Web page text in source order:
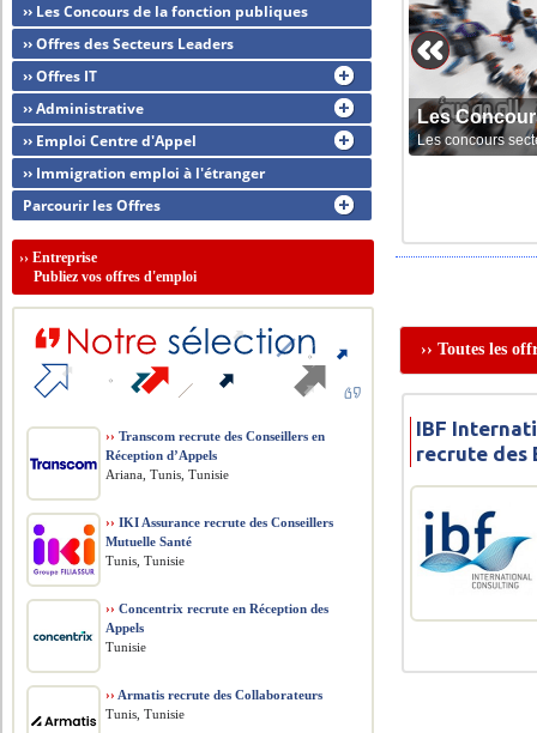
Les
Les concours
›› Toutes les
IBF
recrute des
›› Les Concours de la fonction publiques
›› Offres des Secteurs Leaders
›› Offres IT
›› Administrative
›› Emploi Centre d'Appel
›› Immigration emploi à l'étranger
Parcourir les Offres
››Entreprise
Publiez vos offres d'emploi
›› Transcom recrute des Conseillers en
Réception d’Appels
Ariana, Tunis, Tunisie
›› IKI Assurance recrute des Conseillers
Mutuelle Santé
Tunis, Tunisie
›› Concentrix recrute en Réception des
Appels
Tunisie
›› Armatis recrute des Collaborateurs
Tunis, Tunisie